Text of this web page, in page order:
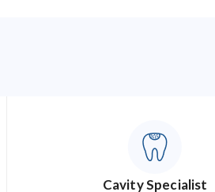
Cavity Specialist